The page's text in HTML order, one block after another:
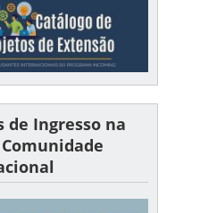
de Ingresso na
Comunidade